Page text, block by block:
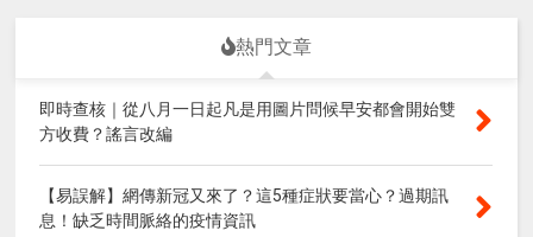
熱門文章
即時查核｜從八月一日起凡是用圖片問候早安都會開始雙
方收費？謠言改編
【易誤解】網傳新冠又來了？這5種症狀要當心？過期訊
息！缺乏時間脈絡的疫情資訊